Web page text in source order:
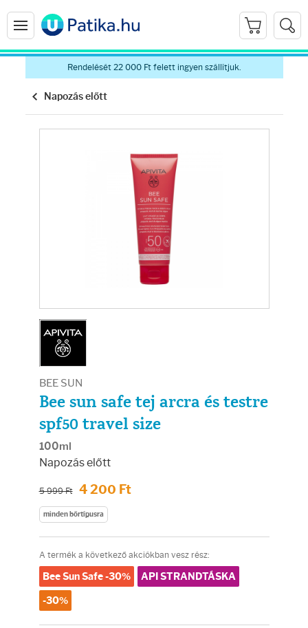
Rendelését 22 000 Ft felett ingyen szállítjuk.
Napozás előtt
BEE SUN
Bee sun safe tej arcra és testre
spf50 travel size
100ml
Napozás előtt
5 999 Ft 4 200 Ft
minden bőrtípusra
A termék a következő akciókban vesz rész:
Bee Sun Safe -30% API STRANDTÁSKA
-30%
Arcradírok
Arcmaszkok
Ajakápolók
Hajápolás
Samponok
Hajmaszkok
Hajhullás kezelése